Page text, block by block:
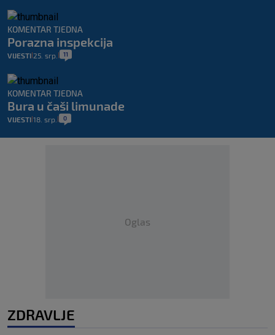
KOMENTAR TJEDNA
Porazna inspekcija
VIJESTI 25. srp. 11
KOMENTAR TJEDNA
Bura u čaši limunade
VIJESTI 18. srp. 0
Oglas
ZDRAVLJE